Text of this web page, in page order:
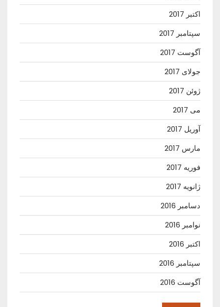
اکتبر 2017
سپتامبر 2017
آگوست 2017
جولای 2017
ژوئن 2017
می 2017
آوریل 2017
مارس 2017
فوریه 2017
ژانویه 2017
دسامبر 2016
نوامبر 2016
اکتبر 2016
سپتامبر 2016
آگوست 2016